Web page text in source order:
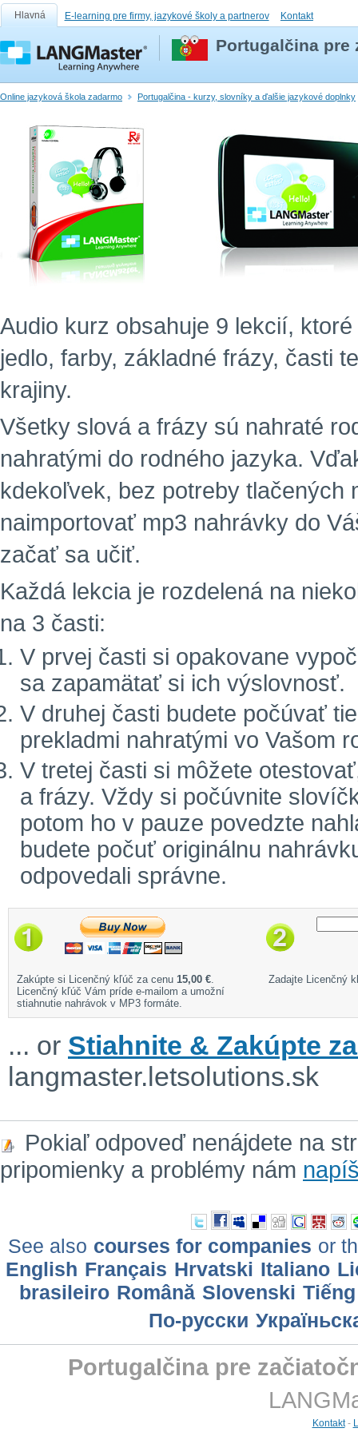
Hlavná E-learning pre firmy, jazykové školy a partnerov Kontakt
Portugalčina pre
Online jazyková škola zadarmo Portugalčina - kurzy, slovníky a ďalšie jazykové doplnky
Audio kurz obsahuje 9 lekcií,
jedlo, farby, základné frázy, časti
krajiny.
Všetky slová a frázy sú nahraté
nahratými do rodného jazyka.
kdekoľvek, bez potreby tlačených
naimportovať mp3 nahrávky do
začať sa učiť.
Každá lekcia je rozdelená na
na 3 časti:
V prvej časti si opakovane
sa zapamätať si ich výslovnosť.
V druhej časti budete počúvať
prekladmi nahratými vo Vašom
V tretej časti si môžete
a frázy. Vždy si počúvnite
potom ho v pauze povedzte
budete počuť originálnu
odpovedali správne.
Zakúpte si Licenčný kľúč za cenu 15,00 €.
Licenčný kľúč Vám príde e-mailom a umožní
stiahnutie nahrávok v MP3 formáte.
Zadajte Licenčný
... or Stiahnite & Zakúpte
langmaster.letsolutions.sk
Pokiaľ odpoveď nenájdete na
pripomienky a problémy nám
See also courses for companies or
English Français Hrvatski Italiano
brasileiro Română Slovenski
По-русски
Portugalčina pre
Kontakt-